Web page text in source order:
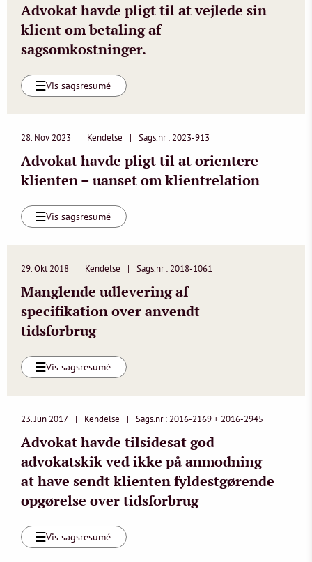
Advokat havde pligt til at vejlede sin
klient om betaling af
sagsomkostninger.
Vis sagsresumé
28. Nov 2023 Kendelse Sags.nr : 2023-913
Advokat havde pligt til at orientere
klienten – uanset om klientrelation
Vis sagsresumé
29. Okt 2018 Kendelse Sags.nr : 2018-1061
Manglende udlevering af
specifikation over anvendt
tidsforbrug
Vis sagsresumé
23. Jun 2017 Kendelse Sags.nr : 2016-2169 + 2016-2945
Advokat havde tilsidesat god
advokatskik ved ikke på anmodning
at have sendt klienten fyldestgørende
opgørelse over tidsforbrug
Vis sagsresumé